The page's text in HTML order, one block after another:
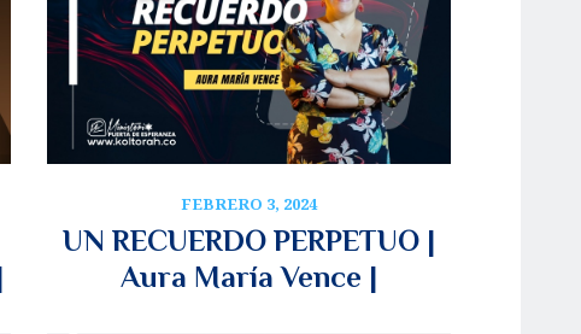
FEBRERO 3, 2024
UN RECUERDO PERPETUO |
Aura María Vence |